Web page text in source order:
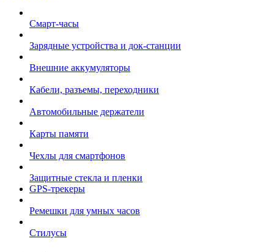
Смарт-часы
Зарядные устройства и док-станции
Внешние аккумуляторы
Кабели, разъемы, переходники
Автомобильные держатели
Карты памяти
Чехлы для смартфонов
Защитные стекла и пленки
GPS-трекеры
Ремешки для умных часов
Стилусы